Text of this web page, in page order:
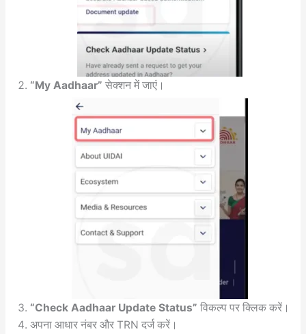
“My Aadhaar” सेक्शन में जाएं।
“Check Aadhaar Update Status” विकल्प पर क्लिक करें।
अपना आधार नंबर और TRN दर्ज करें।